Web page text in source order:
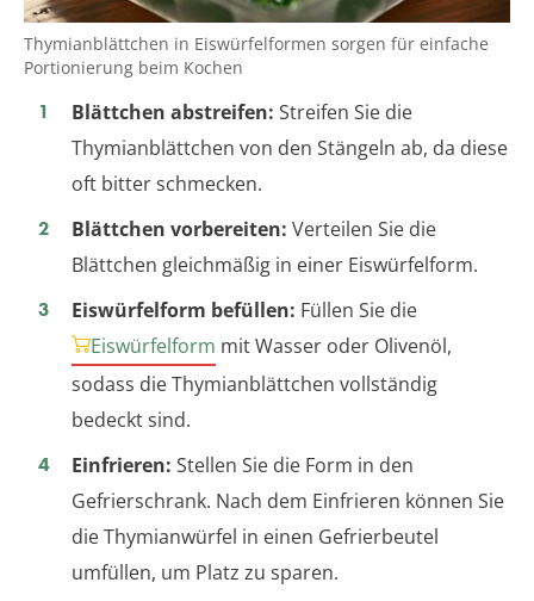
Thymianblättchen in Eiswürfelformen sorgen für einfache
Portionierung beim Kochen
Blättchen abstreifen: Streifen Sie die
Thymianblättchen von den Stängeln ab, da diese
oft bitter schmecken.
Blättchen vorbereiten: Verteilen Sie die
Blättchen gleichmäßig in einer Eiswürfelform.
Eiswürfelform befüllen: Füllen Sie die
Eiswürfelform mit Wasser oder Olivenöl,
sodass die Thymianblättchen vollständig
bedeckt sind.
Einfrieren: Stellen Sie die Form in den
Gefrierschrank. Nach dem Einfrieren können Sie
die Thymianwürfel in einen Gefrierbeutel
umfüllen, um Platz zu sparen.